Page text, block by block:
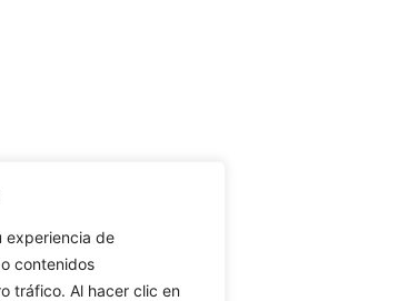
experiencia de
contenidos
tráfico. Al hacer clic en